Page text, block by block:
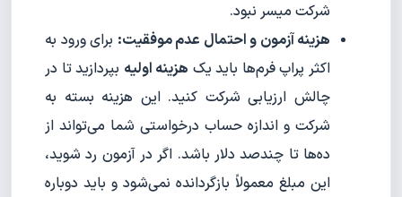
شرکت میسر نبود.
هزینه آزمون و احتمال عدم موفقیت: برای ورود به
اکثر پراپ فرم‌ها باید یک هزینه اولیه بپردازید تا در
چالش ارزیابی شرکت کنید. این هزینه بسته به
شرکت و اندازه حساب درخواستی شما می‌تواند از
ده‌ها تا چندصد دلار باشد. اگر در آزمون رد شوید،
این مبلغ معمولاً بازگردانده نمی‌شود و باید دوباره